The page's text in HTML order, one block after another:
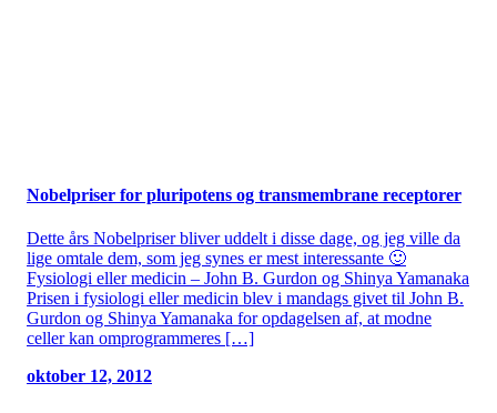
Nobelpriser for pluripotens og transmembrane receptorer
Dette års Nobelpriser bliver uddelt i disse dage, og jeg ville da
lige omtale dem, som jeg synes er mest interessante 🙂
Fysiologi eller medicin – John B. Gurdon og Shinya Yamanaka
Prisen i fysiologi eller medicin blev i mandags givet til John B.
Gurdon og Shinya Yamanaka for opdagelsen af, at modne
celler kan omprogrammeres […]
oktober 12, 2012